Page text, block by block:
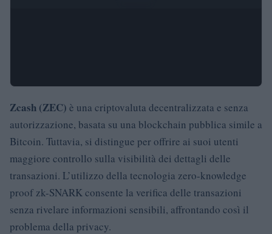
Zcash (ZEC) è una criptovaluta decentralizzata e senza
autorizzazione, basata su una blockchain pubblica simile a
Bitcoin. Tuttavia, si distingue per offrire ai suoi utenti
maggiore controllo sulla visibilità dei dettagli delle
transazioni. L’utilizzo della tecnologia zero-knowledge
proof zk-SNARK consente la verifica delle transazioni
senza rivelare informazioni sensibili, affrontando così il
problema della privacy.